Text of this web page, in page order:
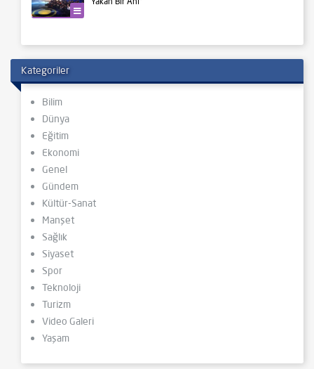
Kategoriler
Bilim
Dünya
Eğitim
Ekonomi
Genel
Gündem
Kültür-Sanat
Manşet
Sağlık
Siyaset
Spor
Teknoloji
Turizm
Video Galeri
Yaşam